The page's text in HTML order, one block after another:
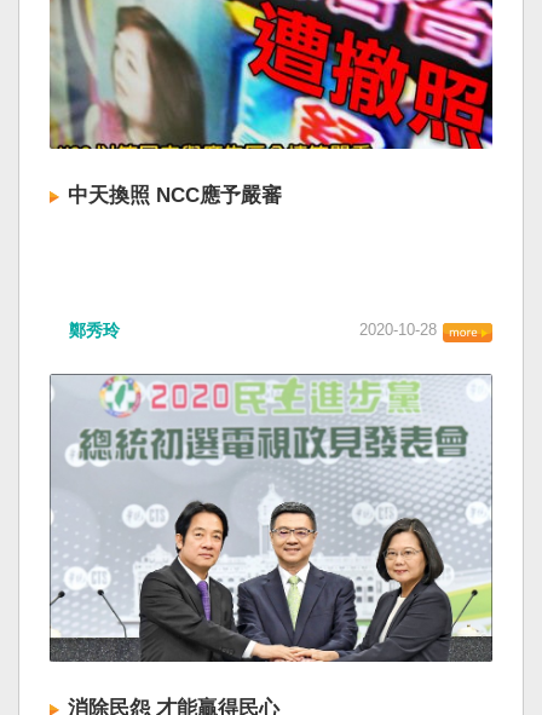
中天換照 NCC應予嚴審
鄭秀玲 2020-10-28
消除民怨 才能贏得民心